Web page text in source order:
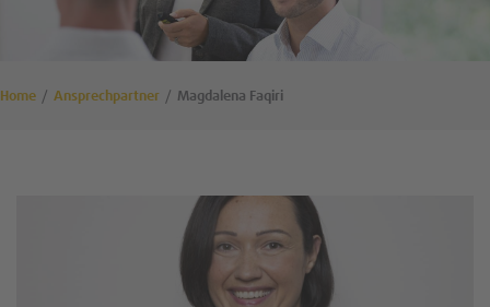
Home Ansprechpartner Magdalena Faqiri